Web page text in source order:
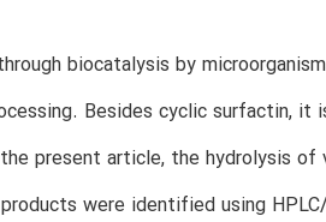
biocatalysis by
Besides cyclic surfactin,
present article, the hydrolysis
were identified using